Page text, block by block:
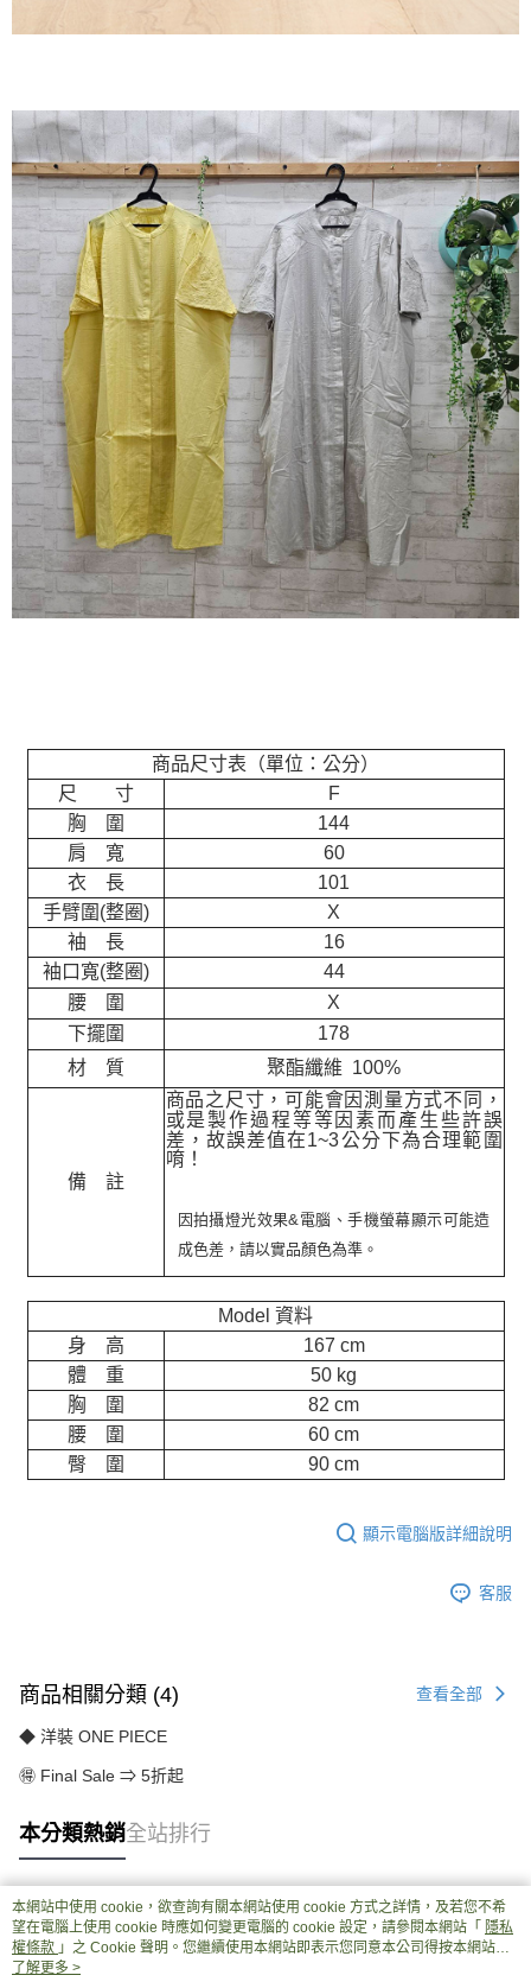
商品尺寸表（單位：公分）
尺 寸
F
胸 圍
144
肩 寬
60
衣 長
101
手臂圍(整圈)
X
袖 長
16
袖口寬(整圈)
44
腰 圍
X
下擺圍
178
材 質
聚酯纖維 100%
備 註
商品之尺寸，可能會因測量方式不同，
或是製作過程等等因素而產生些許誤
差，故誤差值在1~3公分下為合理範圍
唷！
因拍攝燈光效果&電腦、手機螢幕顯示可能造
成色差，請以實品顏色為準。
Model 資料
身 高
167 cm
體 重
50 kg
胸 圍
82 cm
腰 圍
60 cm
臀 圍
90 cm
顯示電腦版詳細說明
客服
商品相關分類 (4) 查看全部
◆ 洋裝 ONE PIECE
🉐 Final Sale ⇒ 5折起
本分類熱銷全站排行
熱門標籤
本網站中使用 cookie，欲查詢有關本網站使用 cookie 方式之詳情，及若您不希
望在電腦上使用 cookie 時應如何變更電腦的 cookie 設定，請參閱本網站「 隱私
權條款 」之 Cookie 聲明。您繼續使用本網站即表示您同意本公司得按本網站使
用條款之 Cookie 聲明使用 cookie。
了解更多 >